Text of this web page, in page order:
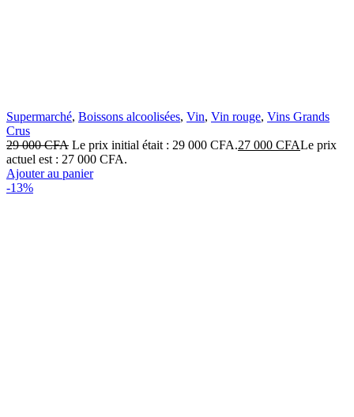
Supermarché, Boissons alcoolisées, Vin, Vin rouge, Vins Grands
Crus
29 000CFA Le prix initial était : 29 000 CFA.27 000 CFALe prix
actuel est : 27 000 CFA.
Ajouter au panier
-13%